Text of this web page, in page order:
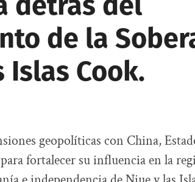
de la
Islas Cook.
geopolíticas con China,
fortalecer su influencia en la